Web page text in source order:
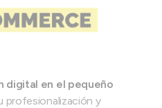
digital en el pequeño
profesionalización y